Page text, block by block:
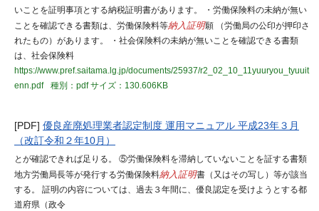
いことを証明事項とする納税証明書があります。 ・労働保険料の未納が無い
ことを確認できる書類は、労働保険料等納入証明願 （労働局の公印が押印さ
れたもの）があります。 ・社会保険料の未納が無いことを確認できる書類
は、社会保険料
https://www.pref.saitama.lg.jp/documents/25937/r2_02_10_11yuuryou_tyuuit
enn.pdf
種別：pdfサイズ：130.606KB
[PDF] 優良産廃処理業者認定制度 運用マニュアル 平成23年３月
（改訂令和２年10月）
とが確認できれば足りる。 ⑤労働保険料を滞納していないことを証する書類
地方労働局長等が発行する労働保険料納入証明書（又はその写し）等が該当
する。 証明の内容については、過去３年間に、優良認定を受けようとする都
道府県（政令